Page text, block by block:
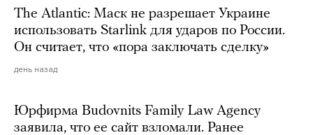
The Atlantic: Маск не разрешает Украине
использовать Starlink для ударов по России.
Он считает, что «пора заключать сделку»
день назад
Юрфирма Budovnits Family Law Agency
заявила, что ее сайт взломали. Ранее